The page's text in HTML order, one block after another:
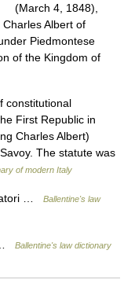
(March 4, 1848),
Albert of
Piedmontese
of the Kingdom of
First Republic in
Charles Albert)
The statute was
of modern Italy
…
Ballentine's law
Ballentine's law dictionary